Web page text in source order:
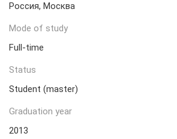
Россия, Москва
Mode of study
Full-time
Status
Student (master)
Graduation year
2013